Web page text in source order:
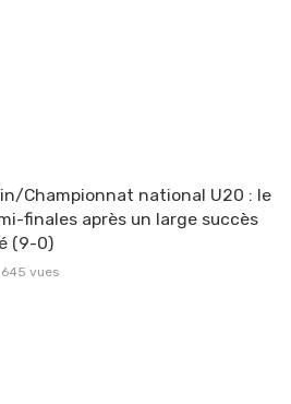
Championnat national U20 : le
finales après un large succès
(9-0)
645 vues